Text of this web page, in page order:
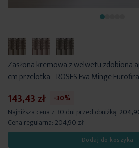
Zasłona kremowa z welwetu zdobiona
cm przelotka - ROSES Eva Minge
143,43 zł
-30%
Najniższa cena z 30 dni przed obniżką:
Cena regularna: 204,90 zł
Dodaj do koszyka